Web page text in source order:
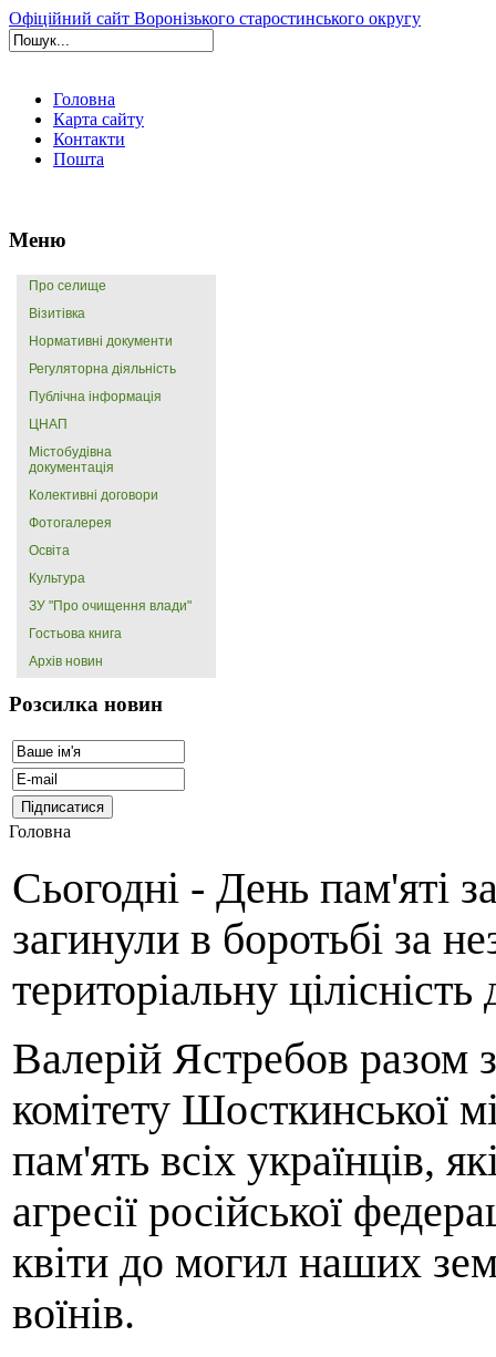
Офіційний сайт Воронізького старостинського округу
Головна
Карта сайту
Контакти
Пошта
Меню
Про селище
Візитівка
Нормативні документи
Регуляторна діяльність
Публічна інформація
ЦНАП
Містобудівна
документація
Колективні договори
Фотогалерея
Освіта
Культура
ЗУ "Про очищення влади"
Гостьова книга
Архів новин
Розсилка новин
Головна
Сьогодні - День пам'яті
загинули в боротьбі за
територіальну
Валерій Ястребов разом
комітету Шосткинської
пам'ять всіх українців,
агресії російської
квіти до могил наших
воїнів.